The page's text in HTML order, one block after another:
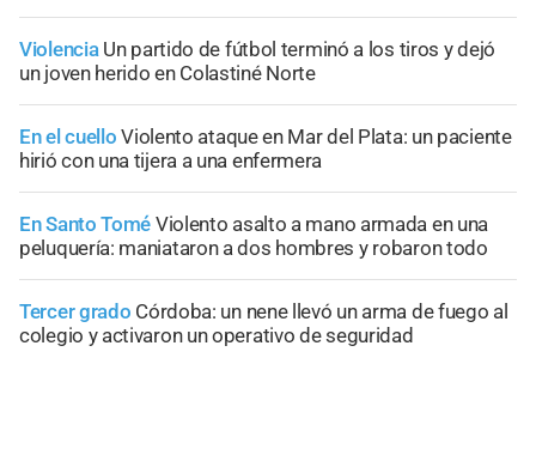
Violencia Un partido de fútbol terminó a los tiros y dejó
un joven herido en Colastiné Norte
En el cuello Violento ataque en Mar del Plata: un paciente
hirió con una tijera a una enfermera
En Santo Tomé Violento asalto a mano armada en una
peluquería: maniataron a dos hombres y robaron todo
Tercer grado Córdoba: un nene llevó un arma de fuego al
colegio y activaron un operativo de seguridad